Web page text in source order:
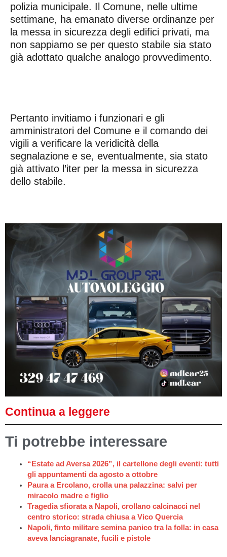
polizia municipale. Il Comune, nelle ultime
settimane, ha emanato diverse ordinanze per
la messa in sicurezza degli edifici privati, ma
non sappiamo se per questo stabile sia stato
già adottato qualche analogo provvedimento.
Pertanto invitiamo i funzionari e gli
amministratori del Comune e il comando dei
vigili a verificare la veridicità della
segnalazione e se, eventualmente, sia stato
già attivato l’iter per la messa in sicurezza
dello stabile.
Continua a leggere
Ti potrebbe interessare
“Estate ad Aversa 2026”, il cartellone degli eventi: tutti
gli appuntamenti da agosto a ottobre
Paura a Ercolano, crolla una palazzina: salvi per
miracolo madre e figlio
Tragedia sfiorata a Napoli, crollano calcinacci nel
centro storico: strada chiusa a Vico Quercia
Napoli, finto militare semina panico tra la folla: in casa
aveva lanciagranate, fucili e pistole